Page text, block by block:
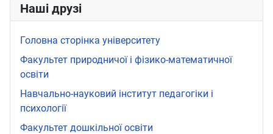
Наші друзі
Головна сторінка університету
Факультет природничої і фізико-математичної
освіти
Навчально-науковий інститут педагогіки і
психології
Факультет дошкільної освіти